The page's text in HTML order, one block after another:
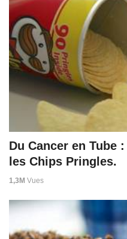
Du Cancer en Tube
les Chips Pringles.
1,3M Vues